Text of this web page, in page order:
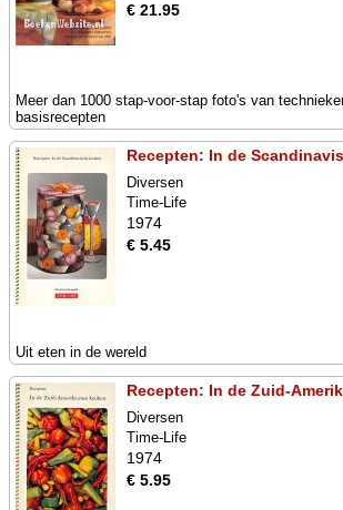
€ 21.95
Meer dan 1000 stap-voor-stap foto's van
basisrecepten
Recepten: In de
Diversen
Time-Life
1974
€ 5.45
Uit eten in de wereld
Recepten: In de Zuid-
Diversen
Time-Life
1974
€ 5.95